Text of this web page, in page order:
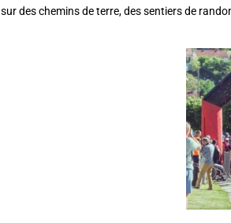
sur des chemins de terre, des sentiers de